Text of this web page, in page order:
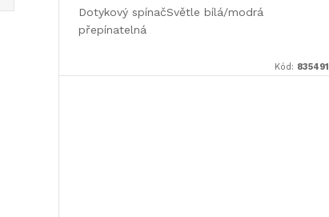
Dotykový spínačSvětle bílá/modrá
přepínatelná
Kód: 835491